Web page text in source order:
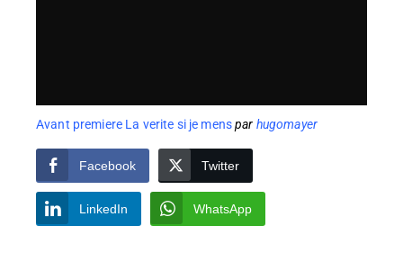
Avant premiere La verite si je menspar hugomayer
Facebook Twitter
LinkedIn WhatsApp